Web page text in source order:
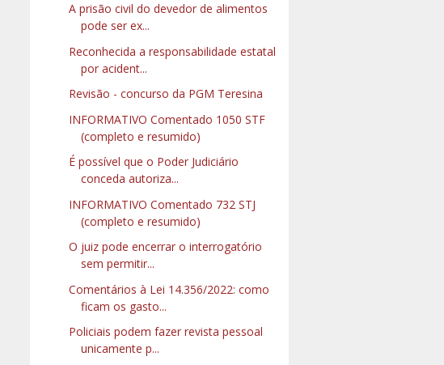
A prisão civil do devedor de alimentos
pode ser ex...
Reconhecida a responsabilidade estatal
por acident...
Revisão - concurso da PGM Teresina
INFORMATIVO Comentado 1050 STF
(completo e resumido)
É possível que o Poder Judiciário
conceda autoriza...
INFORMATIVO Comentado 732 STJ
(completo e resumido)
O juiz pode encerrar o interrogatório
sem permitir...
Comentários à Lei 14.356/2022: como
ficam os gasto...
Policiais podem fazer revista pessoal
unicamente p...